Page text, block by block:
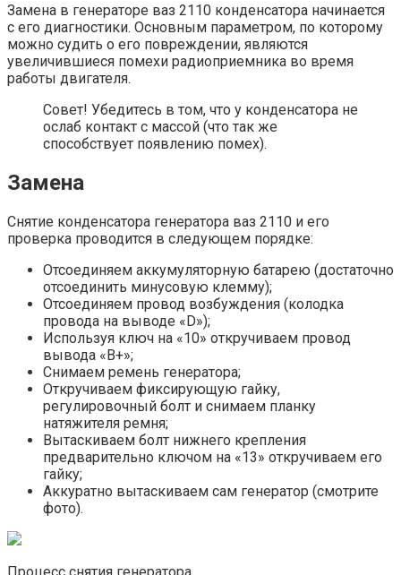
Замена в генераторе ваз 2110 конденсатора начинается
с его диагностики. Основным параметром, по которому
можно судить о его повреждении, являются
увеличившиеся помехи радиоприемника во время
работы двигателя.
Совет! Убедитесь в том, что у конденсатора не
ослаб контакт с массой (что так же
способствует появлению помех).
Замена
Снятие конденсатора генератора ваз 2110 и его
проверка проводится в следующем порядке:
Отсоединяем аккумуляторную батарею (достаточно
отсоединить минусовую клемму);
Отсоединяем провод возбуждения (колодка
провода на выводе «D»);
Используя ключ на «10» откручиваем провод
вывода «В+»;
Снимаем ремень генератора;
Откручиваем фиксирующую гайку,
регулировочный болт и снимаем планку
натяжителя ремня;
Вытаскиваем болт нижнего крепления
предварительно ключом на «13» откручиваем его
гайку;
Аккуратно вытаскиваем сам генератор (смотрите
фото).
Процесс снятия генератора